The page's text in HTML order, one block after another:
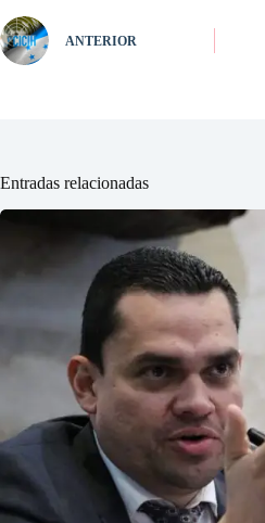
ANTERIOR
Entradas relacionadas